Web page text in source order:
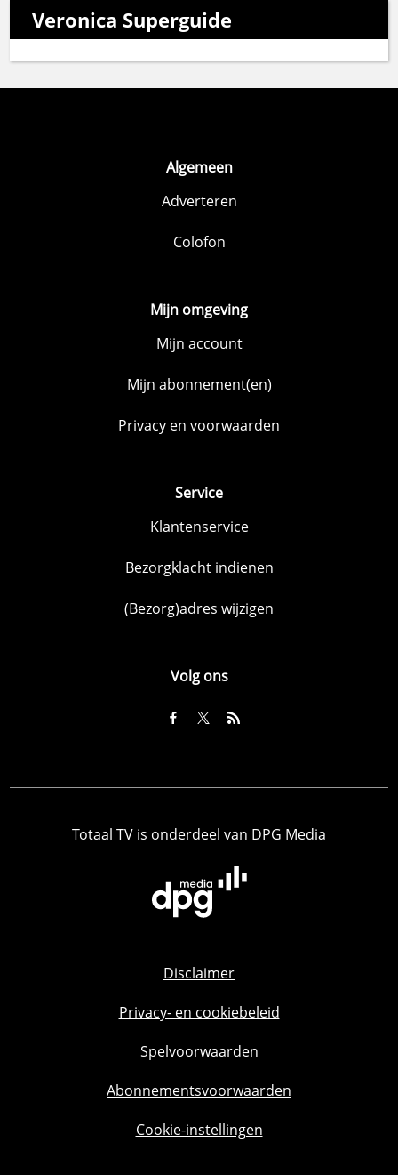
Veronica Superguide
Algemeen
Adverteren
Colofon
Mijn omgeving
Mijn account
Mijn abonnement(en)
Privacy en voorwaarden
Service
Klantenservice
Bezorgklacht indienen
(Bezorg)adres wijzigen
Volg ons
Totaal TV is onderdeel van DPG Media
Disclaimer
Privacy- en cookiebeleid
Spelvoorwaarden
Abonnementsvoorwaarden
Cookie-instellingen